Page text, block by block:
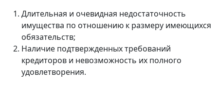
Длительная и очевидная недостаточность
имущества по отношению к размеру имеющихся
обязательств;
Наличие подтвержденных требований
кредиторов и невозможность их полного
удовлетворения.